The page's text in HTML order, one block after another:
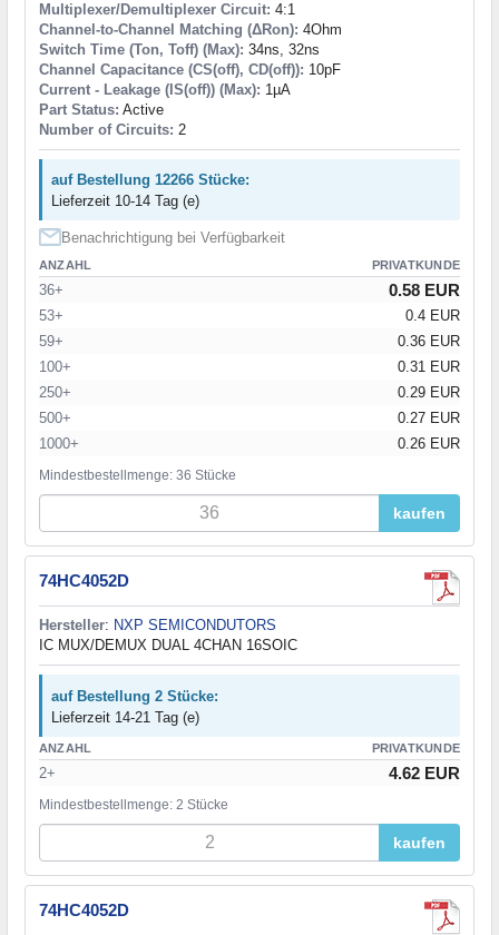
Multiplexer/Demultiplexer Circuit: 4:1
Channel-to-Channel Matching (ΔRon): 4Ohm
Switch Time (Ton, Toff) (Max): 34ns, 32ns
Channel Capacitance (CS(off), CD(off)): 10pF
Current - Leakage (IS(off)) (Max): 1µA
Part Status: Active
Number of Circuits: 2
auf Bestellung 12266 Stücke:
Lieferzeit 10-14 Tag (e)
Benachrichtigung bei Verfügbarkeit
ANZAHL PRIVATKUNDE
36+ 0.58 EUR
53+
0.4 EUR
59+
0.36 EUR
100+
0.31 EUR
250+
0.29 EUR
500+
0.27 EUR
1000+
0.26 EUR
Mindestbestellmenge: 36 Stücke
kaufen
74HC4052D
Hersteller: NXP SEMICONDUTORS
IC MUX/DEMUX DUAL 4CHAN 16SOIC
auf Bestellung 2 Stücke:
Lieferzeit 14-21 Tag (e)
ANZAHL PRIVATKUNDE
2+ 4.62 EUR
Mindestbestellmenge: 2 Stücke
kaufen
74HC4052D